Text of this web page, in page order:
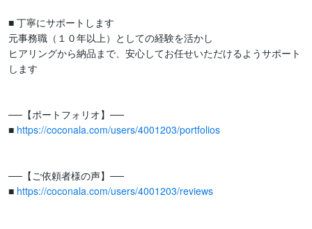
■ 丁寧にサポートします
元事務職（１０年以上）としての経験を活かし
ヒアリングから納品まで、安心してお任せいただけるようサポート
します
──【ポートフォリオ】──
■ https://coconala.com/users/4001203/portfolios
──【ご依頼者様の声】──
■ https://coconala.com/users/4001203/reviews